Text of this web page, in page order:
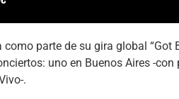
parte de su gira global
uno en Buenos Aires -
.